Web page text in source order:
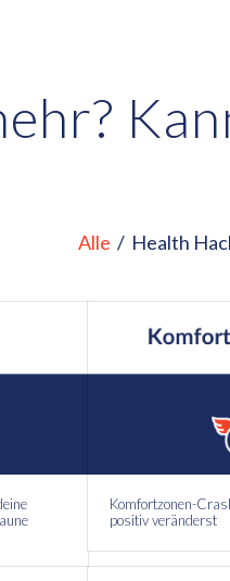
Alle / Health
Komfortzonen-
positiv veränderst